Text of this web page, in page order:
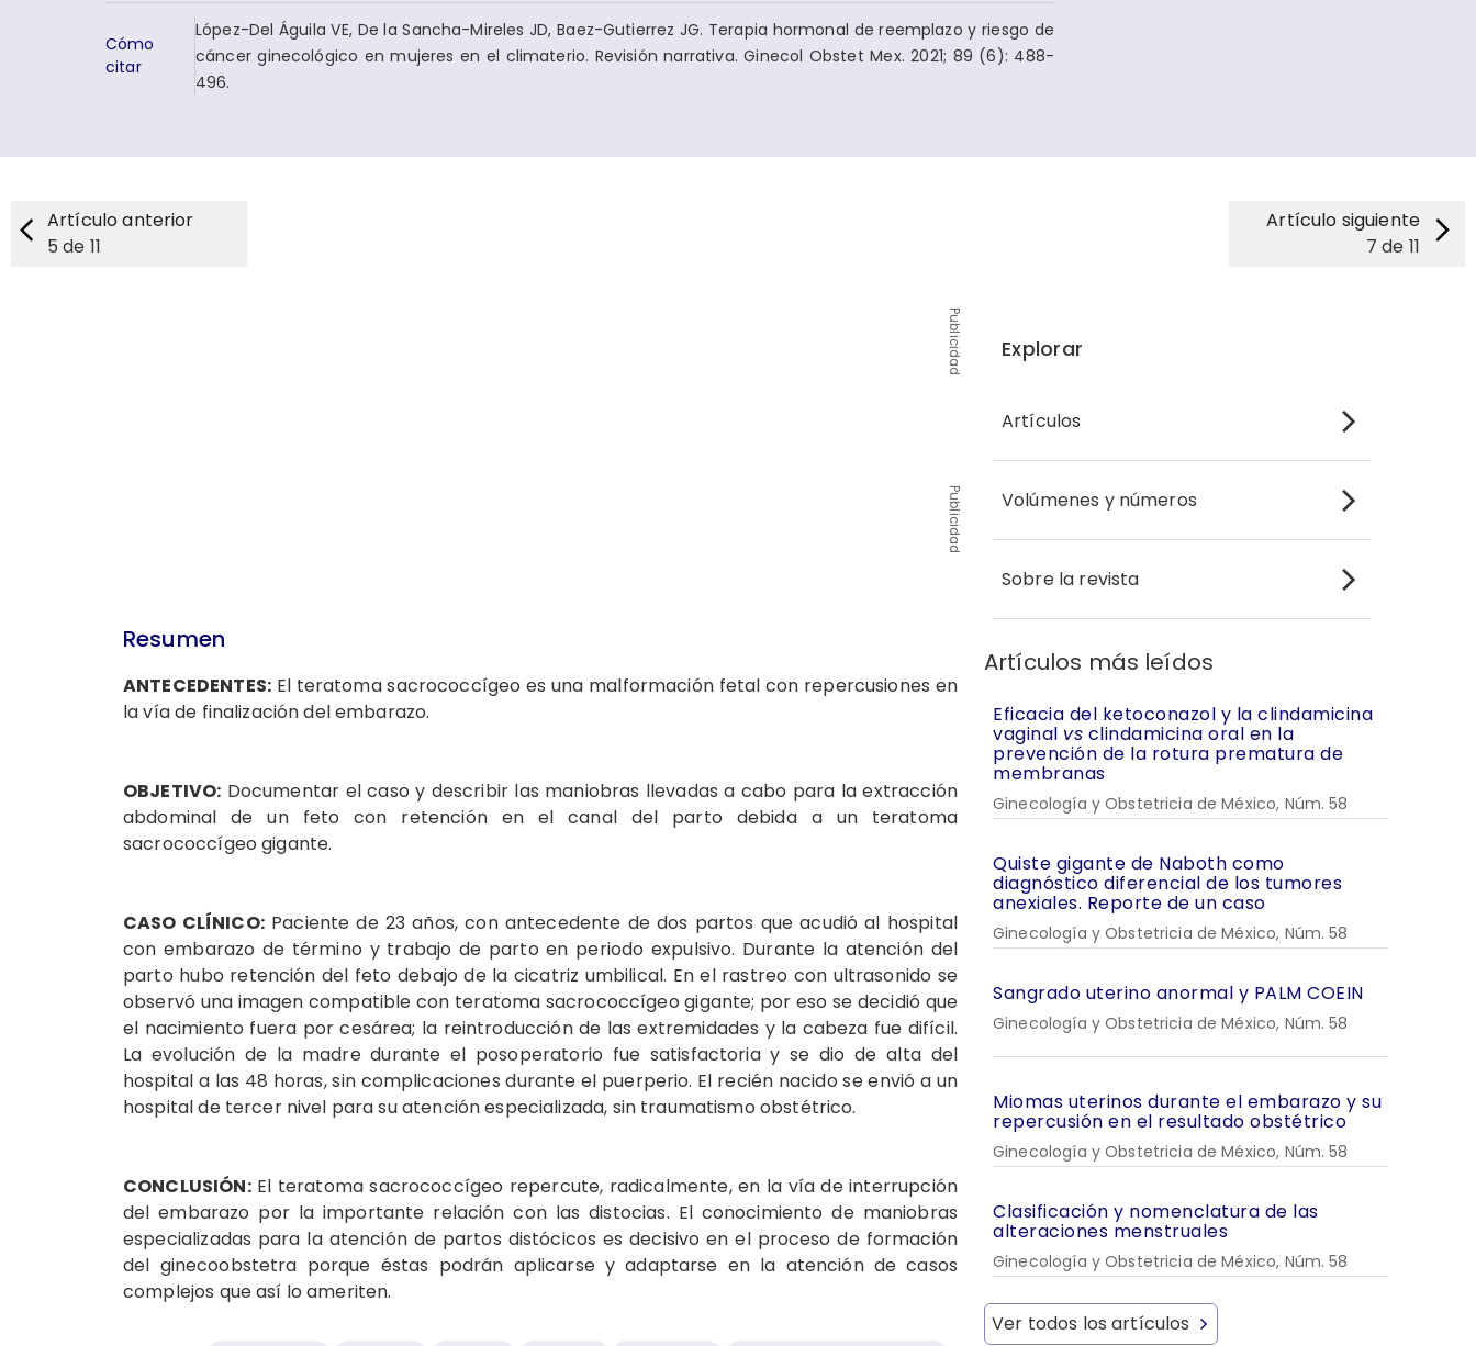
Cómo
citar
López-Del Águila VE, De la Sancha-Mireles JD, Baez-Gutierrez JG. Terapia hormonal de reemplazo y riesgo de
cáncer ginecológico en mujeres en el climaterio. Revisión narrativa. Ginecol Obstet Mex. 2021; 89 (6): 488-
496.
Artículo anterior
5 de 11
Artículo siguiente
7 de 11
Publicidad
Publicidad
Resumen
ANTECEDENTES:El teratoma sacrococcígeo es una malformación fetal con repercusiones en
la vía de finalización del embarazo.
OBJETIVO: Documentar el caso y describir las maniobras llevadas a cabo para la extracción
abdominal de un feto con retención en el canal del parto debida a un teratoma
sacrococcígeo gigante.
CASO CLÍNICO:Paciente de 23 años, con antecedente de dos partos que acudió al hospital
con embarazo de término y trabajo de parto en periodo expulsivo. Durante la atención del
parto hubo retención del feto debajo de la cicatriz umbilical. En el rastreo con ultrasonido se
observó una imagen compatible con teratoma sacrococcígeo gigante; por eso se decidió que
el nacimiento fuera por cesárea; la reintroducción de las extremidades y la cabeza fue difícil.
La evolución de la madre durante el posoperatorio fue satisfactoria y se dio de alta del
hospital a las 48 horas, sin complicaciones durante el puerperio. El recién nacido se envió a un
hospital de tercer nivel para su atención especializada, sin traumatismo obstétrico.
CONCLUSIÓN:El teratoma sacrococcígeo repercute, radicalmente, en la vía de interrupción
del embarazo por la importante relación con las distocias. El conocimiento de maniobras
especializadas para la atención de partos distócicos es decisivo en el proceso de formación
del ginecoobstetra porque éstas podrán aplicarse y adaptarse en la atención de casos
complejos que así lo ameriten.
Explorar
Artículos
Volúmenes y números
Sobre la revista
Artículos más leídos
Eficacia del ketoconazol y la clindamicina
vaginal vs clindamicina oral en la
prevención de la rotura prematura de
membranas
Ginecología y Obstetricia de México, Núm. 58
Quiste gigante de Naboth como
diagnóstico diferencial de los tumores
anexiales. Reporte de un caso
Ginecología y Obstetricia de México, Núm. 58
Sangrado uterino anormal y PALM COEIN
Ginecología y Obstetricia de México, Núm. 58
Miomas uterinos durante el embarazo y su
repercusión en el resultado obstétrico
Ginecología y Obstetricia de México, Núm. 58
Clasificación y nomenclatura de las
alteraciones menstruales
Ginecología y Obstetricia de México, Núm. 58
Ver todos los artículos